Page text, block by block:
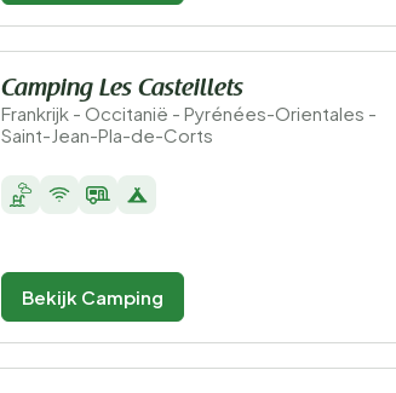
Camping Les Casteillets
Frankrijk - Occitanië - Pyrénées-Orientales -
Saint-Jean-Pla-de-Corts
Bekijk Camping